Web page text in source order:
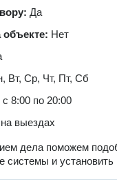
Да
Нет
Вт, Ср, Чт, Пт, Сб
с 8:00 по 20:00
на выездах
дела поможем
системы и установить